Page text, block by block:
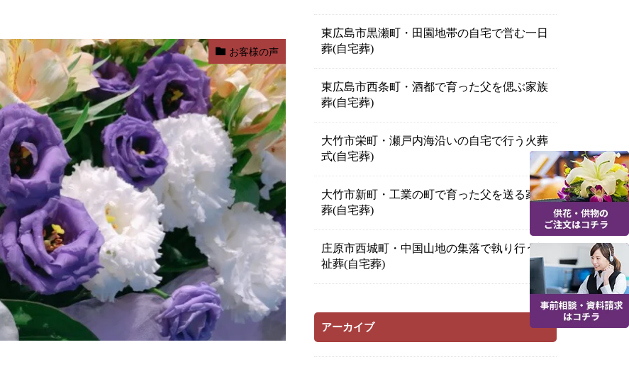
供養墓
ション
可部ホール
区ホール やすらぎの杜
ひがしひろしま
聖苑
安佐北区
安佐南区
三次市
庄原市
大竹市
東広島市
安芸高田市
江田島市
府中町
海田町
熊野町
山県郡安芸太田町
山県郡北広島町
豊田郡大崎上島町
世羅郡世羅町
神石高原町
永代供養
散骨
お一人暮らしの方へ
僧侶のご紹介
供花・供物注文
お客様の声
東広島市黒瀬町・田園地帯の自宅で営む一日
葬(自宅葬)
東広島市西条町・酒都で育った父を偲ぶ家族
葬(自宅葬)
大竹市栄町・瀬戸内海沿いの自宅で行う火葬
式(自宅葬)
大竹市新町・工業の町で育った父を送る家族
葬(自宅葬)
庄原市西城町・中国山地の集落で執り行う福
祉葬(自宅葬)
アーカイブ